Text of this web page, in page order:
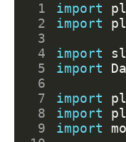
1 import
2
import
3
4
import
5
import
6
7
import
8
import
9
import